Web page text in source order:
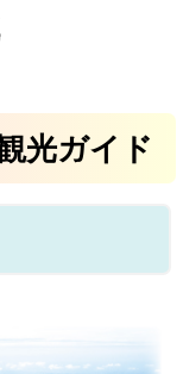
光ガイド